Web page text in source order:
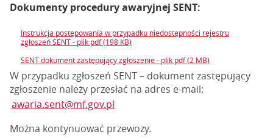
Dokumenty procedury awaryjnej SENT:
Instrukcja postępowania w przypadku niedostępności rejestru
zgłoszeń SENT - plik pdf (198 KB)
SENT dokument zastępujący zgłoszenie - plik pdf (2 MB)
W przypadku zgłoszeń SENT – dokument zastępujący
zgłoszenie należy przesłać na adres e-mail:
awaria.sent@mf.gov.pl
Można kontynuować przewozy.